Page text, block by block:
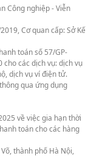
Công nghiệp - Viễn
Cơ quan cấp: Sở Kế
toán số 57/GP-
các dịch vụ: dịch vụ
dịch vụ ví điện tử.
qua ứng dụng
về việc gia hạn thời
toán cho các hàng
thành phố Hà Nội,